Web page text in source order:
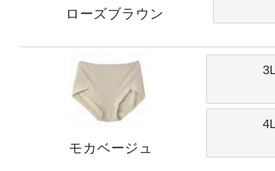
ローズブラウン
モカベージュ